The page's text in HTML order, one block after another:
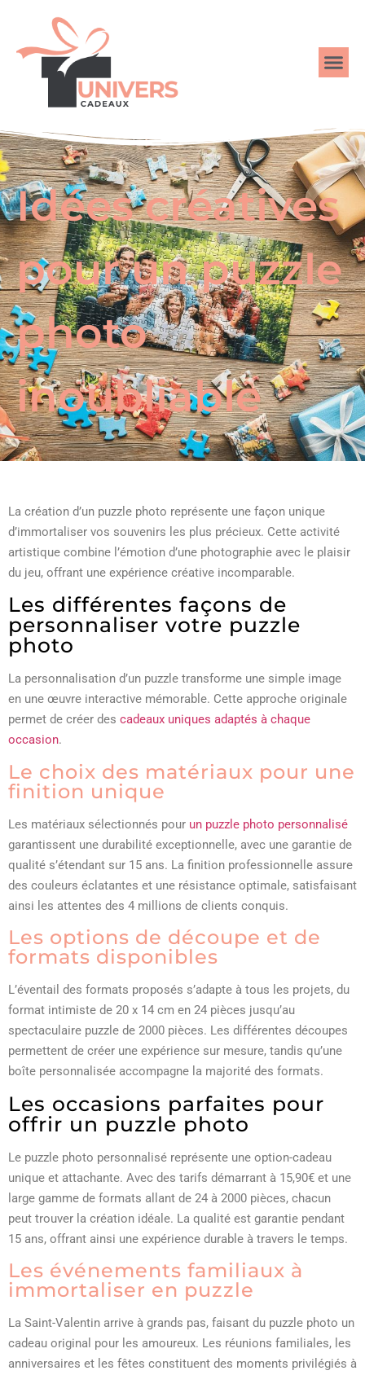
Idées créatives
pour un puzzle
photo
inoubliable
La création d’un puzzle photo représente une façon unique
d’immortaliser vos souvenirs les plus précieux. Cette activité
artistique combine l’émotion d’une photographie avec le plaisir
du jeu, offrant une expérience créative incomparable.
Les différentes façons de
personnaliser votre puzzle
photo
La personnalisation d’un puzzle transforme une simple image
en une œuvre interactive mémorable. Cette approche originale
permet de créer des cadeaux uniques adaptés à chaque
occasion.
Le choix des matériaux pour une
finition unique
Les matériaux sélectionnés pour un puzzle photo personnalisé
garantissent une durabilité exceptionnelle, avec une garantie de
qualité s’étendant sur 15 ans. La finition professionnelle assure
des couleurs éclatantes et une résistance optimale, satisfaisant
ainsi les attentes des 4 millions de clients conquis.
Les options de découpe et de
formats disponibles
L’éventail des formats proposés s’adapte à tous les projets, du
format intimiste de 20 x 14 cm en 24 pièces jusqu’au
spectaculaire puzzle de 2000 pièces. Les différentes découpes
permettent de créer une expérience sur mesure, tandis qu’une
boîte personnalisée accompagne la majorité des formats.
Les occasions parfaites pour
offrir un puzzle photo
Le puzzle photo personnalisé représente une option-cadeau
unique et attachante. Avec des tarifs démarrant à 15,90€ et une
large gamme de formats allant de 24 à 2000 pièces, chacun
peut trouver la création idéale. La qualité est garantie pendant
15 ans, offrant ainsi une expérience durable à travers le temps.
Les événements familiaux à
immortaliser en puzzle
La Saint-Valentin arrive à grands pas, faisant du puzzle photo un
cadeau original pour les amoureux. Les réunions familiales, les
anniversaires et les fêtes constituent des moments privilégiés à